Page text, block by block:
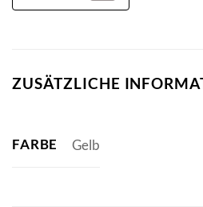
ZUSÄTZLICHE
FARBE Gelb